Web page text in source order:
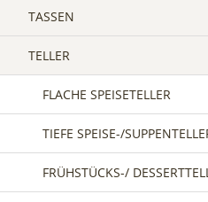
TASSEN
TELLER
FLACHE SPEISETELLER
TIEFE SPEISE-/
FRÜHSTÜCKS-/